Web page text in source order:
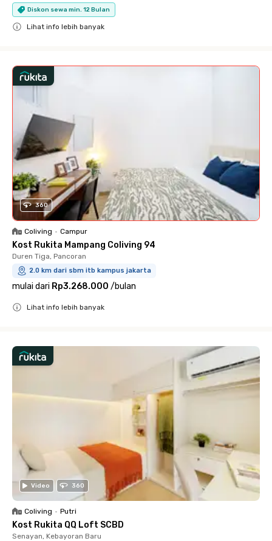
Diskon sewa min. 12 Bulan
Lihat info lebih banyak
360
Coliving • Campur
Kost Rukita Mampang Coliving 94
Duren Tiga, Pancoran
2.0 km dari sbm itb kampus jakarta
mulai dari Rp3.268.000 /bulan
Lihat info lebih banyak
Video 360
Coliving • Putri
Kost Rukita QQ Loft SCBD
Senayan, Kebayoran Baru